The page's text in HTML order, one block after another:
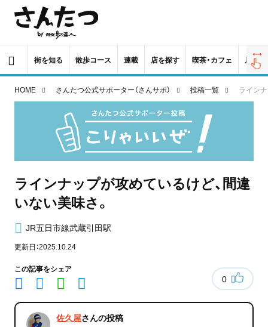
街を知る 散歩コース 連載 店を探す 喫茶・カフェ 居酒屋
HOME さんたつ公式サポーター（さんサポ） 投稿一覧 ライン
ラインナップが攻めているけど、間違
いない美味さ。
JR五日市線武蔵引田駅
更新日：2025.10.24
この記事をシェア
0
佐久屋さんの投稿